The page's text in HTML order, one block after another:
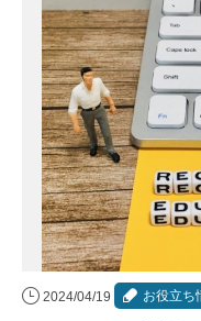
2024/04/19 お役立ち